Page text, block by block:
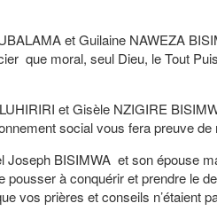
et Guilaine NAWEZA
que moral, seul Dieu, le Tout
et Gisèle NZIGIRE
social vous fera preuve
BISIMWA et son épouse
pousser à conquérir et prendre le
vos prières et conseils n’étaient